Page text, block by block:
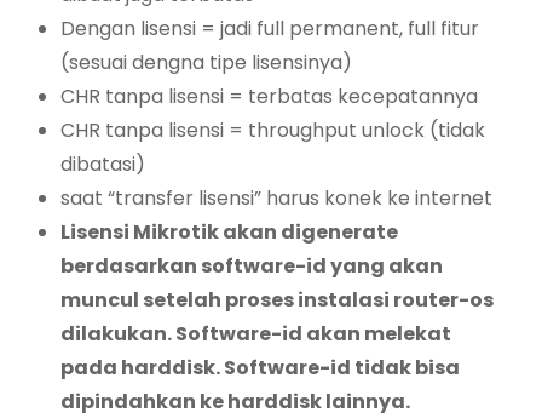
Dengan lisensi = jadi full permanent, full fitur
(sesuai dengna tipe lisensinya)
CHR tanpa lisensi = terbatas kecepatannya
CHR tanpa lisensi = throughput unlock (tidak
dibatasi)
saat “transfer lisensi” harus konek ke internet
Lisensi Mikrotik akan digenerate
berdasarkan software-id yang akan
muncul setelah proses instalasi router-os
dilakukan. Software-id akan melekat
pada harddisk. Software-id tidak bisa
dipindahkan ke harddisk lainnya.